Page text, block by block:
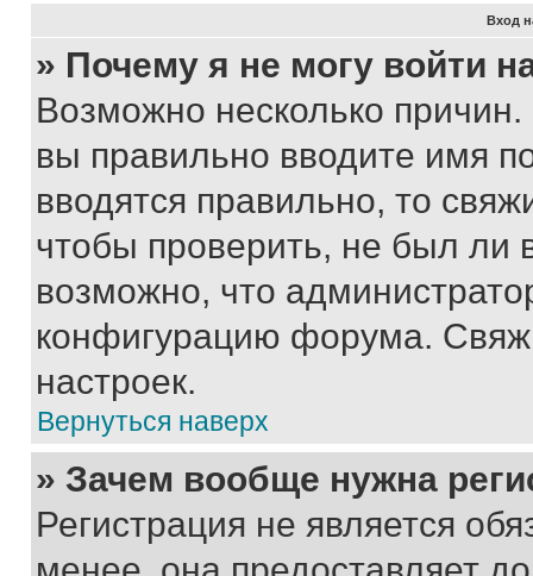
Вход
» Почему я не могу войти
Возможно несколько
вы правильно вводите имя
вводятся правильно, то
чтобы проверить, не был ли
возможно, что
конфигурацию форума.
настроек.
Вернуться наверх
» Зачем вообще нужна
Регистрация не является